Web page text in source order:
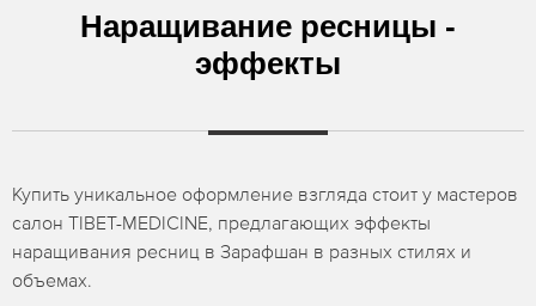
Наращивание ресницы -
эффекты
Купить уникальное оформление взгляда стоит у мастеров
салон TIBET-MEDICINE, предлагающих эффекты
наращивания ресниц в Зарафшан в разных стилях и
объемах.